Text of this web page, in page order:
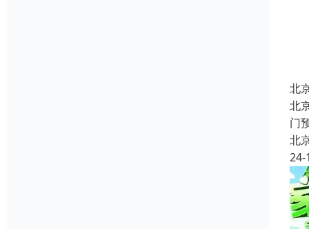
北
北
门
北
24-